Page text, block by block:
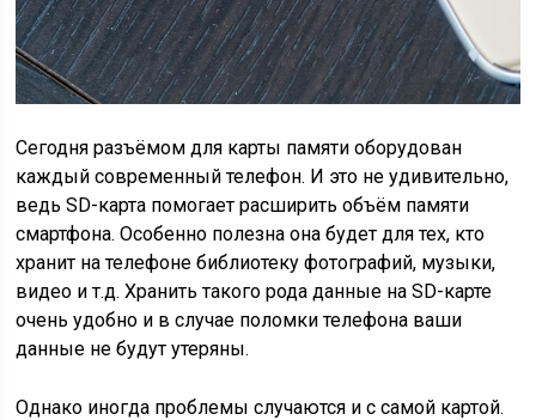
Сегодня разъёмом для карты памяти оборудован
каждый современный телефон. И это не удивительно,
ведь SD-карта помогает расширить объём памяти
смартфона. Особенно полезна она будет для тех, кто
хранит на телефоне библиотеку фотографий, музыки,
видео и т.д. Хранить такого рода данные на SD-карте
очень удобно и в случае поломки телефона ваши
данные не будут утеряны.
Однако иногда проблемы случаются и с самой картой.